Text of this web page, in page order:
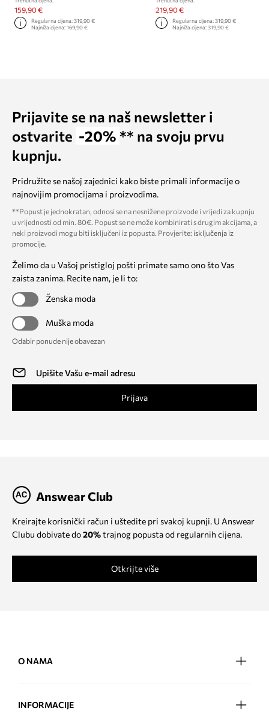
159,90 €
Regularna cijena:319,90 €
Najniža cijena:169,90 €
219,90 €
Regularna cijena: 319,90 €
Najniža cijena: 319,90 €
Prijavite se na naš newsletter i
ostvarite -20% ** na svoju prvu
kupnju.
Pridružite se našoj zajednici kako biste primali informacije o
najnovijim promocijama i proizvodima.
**Popust je jednokratan, odnosi se na nesnižene proizvode i vrijedi za kupnju
u vrijednosti od min. 80€. Popust se ne može kombinirati s drugim akcijama, a
neki proizvodi mogu biti isključeni iz popusta. Provjerite: isključenja iz
promocije.
Želimo da u Vašoj pristigloj pošti primate samo ono što Vas
zaista zanima. Recite nam, je li to:
Ženska moda
Muška moda
Odabir ponude nije obavezan
Prijava
Answear Club
Kreirajte korisnički račun i uštedite pri svakoj kupnji. U Answear
Clubu dobivate do20%trajnog popusta od regularnih cijena.
Otkrijte više
O NAMA
INFORMACIJE